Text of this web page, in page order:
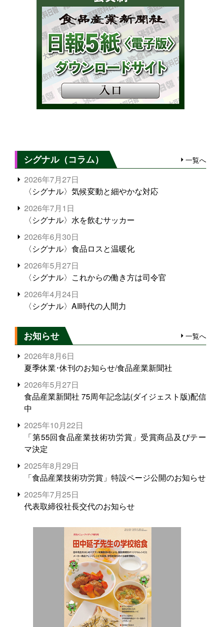
シグナル（コラム） 一覧へ
2026年7月27日
〈シグナル〉気候変動と細やかな対応
2026年7月1日
〈シグナル〉水を飲むサッカー
2026年6月30日
〈シグナル〉食品ロスと温暖化
2026年5月27日
〈シグナル〉これからの働き方は司令官
2026年4月24日
〈シグナル〉AI時代の人間力
お知らせ 一覧へ
2026年8月6日
夏季休業･休刊のお知らせ/食品産業新聞社
2026年5月27日
食品産業新聞社 75周年記念誌(ダイジェスト版)配信
中
2025年10月22日
「第55回食品産業技術功労賞」受賞商品及びテー
マ決定
2025年8月29日
「食品産業技術功労賞」特設ページ公開のお知らせ
2025年7月25日
代表取締役社長交代のお知らせ